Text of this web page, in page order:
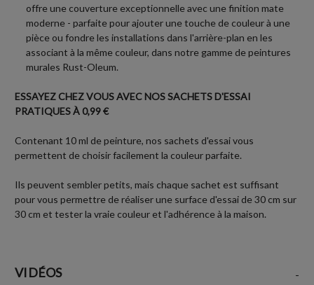
offre une couverture exceptionnelle avec une finition mate
moderne - parfaite pour ajouter une touche de couleur à une
pièce ou fondre les installations dans l'arrière-plan en les
associant à la même couleur, dans notre gamme de peintures
murales Rust-Oleum.
ESSAYEZ CHEZ VOUS AVEC NOS SACHETS D'ESSAI
PRATIQUES À 0,99 €
Contenant 10 ml de peinture, nos sachets d'essai vous
permettent de choisir facilement la couleur parfaite.
Ils peuvent sembler petits, mais chaque sachet est suffisant
pour vous permettre de réaliser une surface d'essai de 30 cm sur
30 cm et tester la vraie couleur et l'adhérence à la maison.
VIDÉOS -